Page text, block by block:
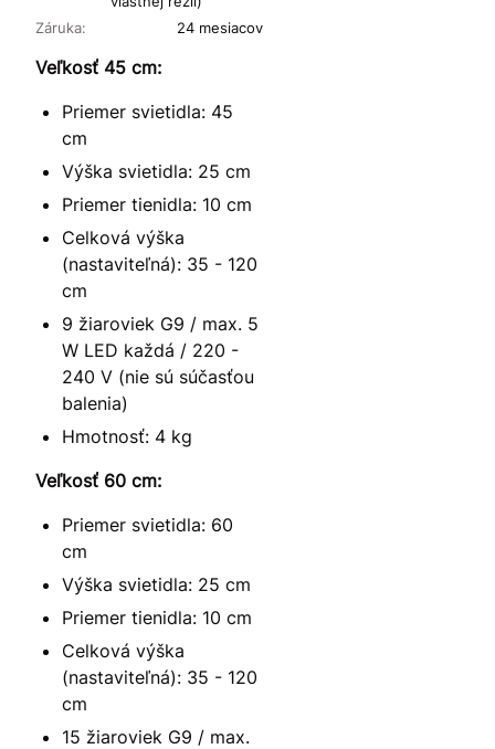
Záruka: 24 mesiacov
Veľkosť 45 cm:
Priemer svietidla: 45
cm
Výška svietidla: 25 cm
Priemer tienidla: 10 cm
Celková výška
(nastaviteľná): 35 - 120
cm
9 žiaroviek G9 / max. 5
W LED každá / 220 -
240 V (nie sú súčasťou
balenia)
Hmotnosť: 4 kg
Veľkosť 60 cm:
Priemer svietidla: 60
cm
Výška svietidla: 25 cm
Priemer tienidla: 10 cm
Celková výška
(nastaviteľná): 35 - 120
cm
15 žiaroviek G9 / max.